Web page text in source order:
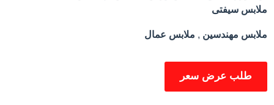
ملابس سيفتى
ملابس مهندسين , ملابس عمال
طلب عرض سعر